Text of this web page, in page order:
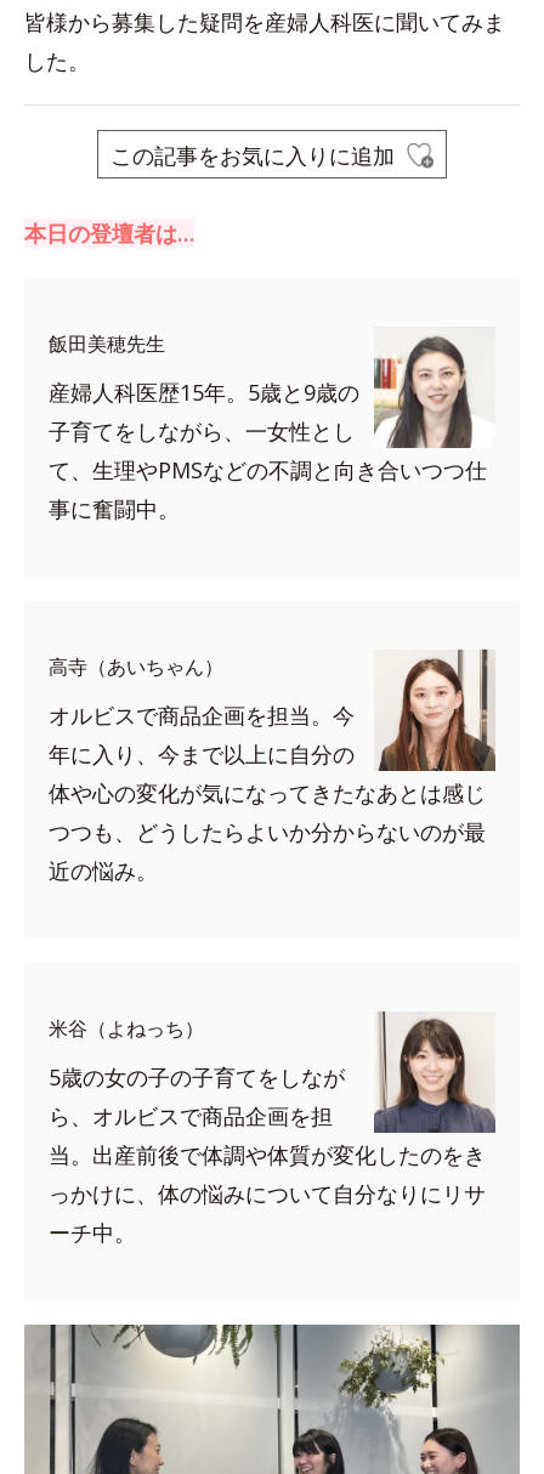
皆様から募集した疑問を産婦人科医に聞いてみま
した。
この記事をお気に入りに追加
本日の登壇者は…
飯田美穂先生
産婦人科医歴15年。5歳と9歳の
子育てをしながら、一女性とし
て、生理やPMSなどの不調と向き合いつつ仕
事に奮闘中。
高寺（あいちゃん）
オルビスで商品企画を担当。今
年に入り、今まで以上に自分の
体や心の変化が気になってきたなあとは感じ
つつも、どうしたらよいか分からないのが最
近の悩み。
米谷（よねっち）
5歳の女の子の子育てをしなが
ら、オルビスで商品企画を担
当。出産前後で体調や体質が変化したのをき
っかけに、体の悩みについて自分なりにリサ
ーチ中。